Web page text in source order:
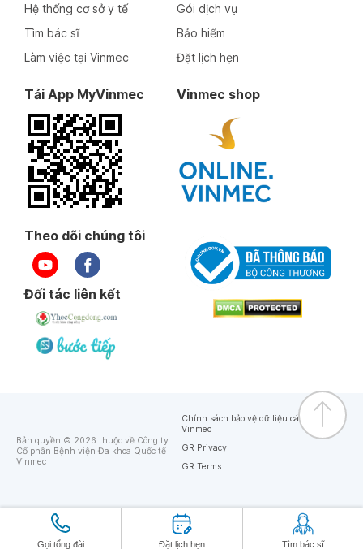
Gọi tổng đài Đặt lịch hẹn Tìm bác sĩ
Hệ thống cơ sở y tế
Tìm bác sĩ
Làm việc tại Vinmec
Gói dịch vụ
Bảo hiểm
Đặt lịch hẹn
Tải App MyVinmec Vinmec shop
Theo dõi chúng tôi
Đối tác liên kết
Bản quyền © 2026 thuộc về Công ty
Cổ phần Bệnh viện Đa khoa Quốc tế
Vinmec
Chính sách bảo vệ dữ liệu cá nhân của
Vinmec
GR Privacy
GR Terms